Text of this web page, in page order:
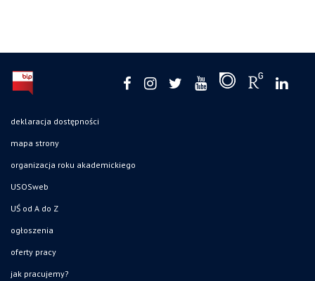
deklaracja dostępności
mapa strony
organizacja roku akademickiego
USOSweb
UŚ od A do Z
ogłoszenia
oferty pracy
jak pracujemy?